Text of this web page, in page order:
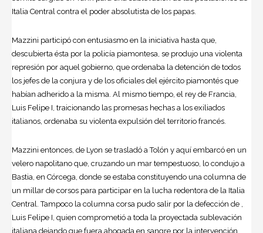
Italia Central contra el poder absolutista de los papas.
Mazzini participó con entusiasmo en la iniciativa hasta que,
descubierta ésta por la policía piamontesa, se produjo una violenta
represión por aquel gobierno, que ordenaba la detención de todos
los jefes de la conjura y de los oficiales del ejército piamontés que
habían adherido a la misma. Al mismo tiempo, el rey de Francia,
Luis Felipe I, traicionando las promesas hechas a los exiliados
italianos, ordenaba su violenta expulsión del territorio francés.
Mazzini entonces, de Lyon se trasladó a Tolón y aquí embarcó en un
velero napolitano que, cruzando un mar tempestuoso, lo condujo a
Bastia, en Córcega, donde se estaba constituyendo una columna de
un millar de corsos para participar en la lucha redentora de la Italia
Central. Tampoco la columna corsa pudo salir por la defección de ,
Luis Felipe I, quien comprometió a toda la proyectada sublevación
italiana dejando que fuera ahogada en sangre por la intervención